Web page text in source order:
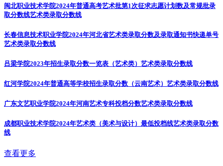
闽北职业技术学院2024年普通高考艺术批第1次征求志愿计划数及常规批录
取分数线艺术类录取分数线
长春信息技术职业学院2024年河北省艺术类录取分数及录取通知书快递单号
艺术类录取分数线
吕梁学院2023年招生录取分数一览表（艺术类） 艺术类录取分数线
红河学院2024年普通高等学校招生录取分数（云南艺术） 艺术类录取分数线
广东文艺职业学院2024年河南艺术专科投档分数艺术类录取分数线
成都职业技术学院2024年艺术类（美术与设计）最低投档线艺术类录取分数
线
查看更多